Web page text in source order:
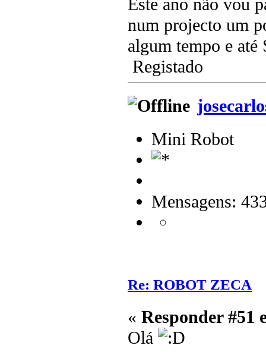
num projecto um
algum tempo e
Registado
Mini Robot
Mensagens:
Re: ROBOT ZECA
« Responder #51
Olá